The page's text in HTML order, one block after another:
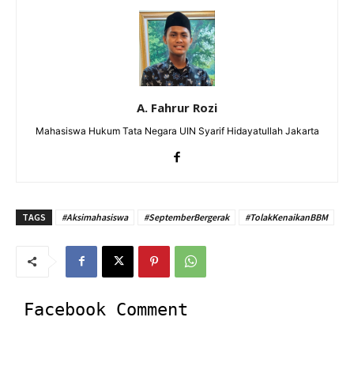
A. Fahrur Rozi
Mahasiswa Hukum Tata Negara UIN Syarif Hidayatullah Jakarta
TAGS #Aksimahasiswa #SeptemberBergerak #TolakKenaikanBBM
Facebook Comment